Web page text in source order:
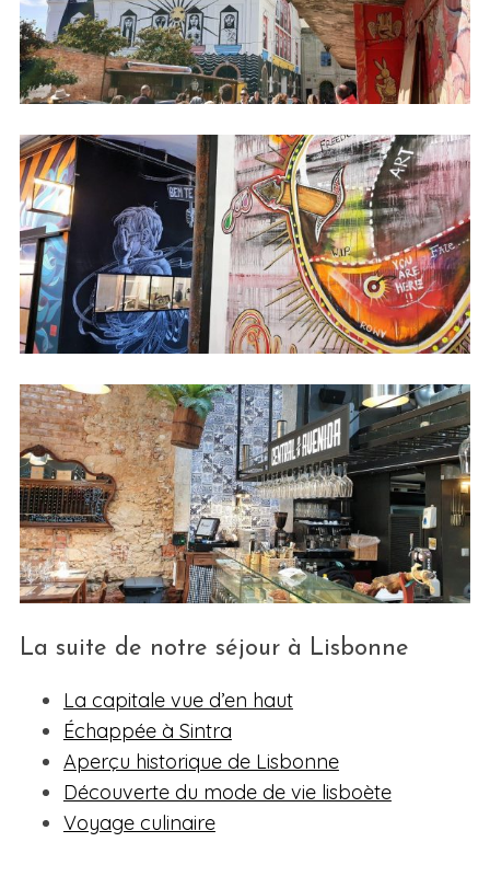
La suite de notre séjour à Lisbonne
La capitale vue d’en haut
Échappée à Sintra
Aperçu historique de Lisbonne
Découverte du mode de vie lisboète
Voyage culinaire